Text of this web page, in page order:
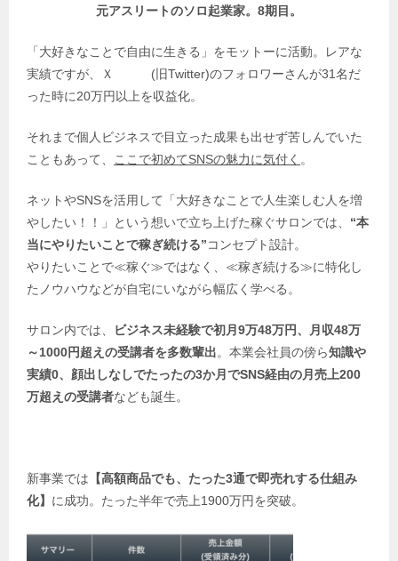
元アスリートのソロ起業家。8期目。
「大好きなことで自由に生きる」をモットーに活動。レアな
実績ですが、Ｘ (旧Twitter)のフォロワーさんが31名だ
った時に20万円以上を収益化。
それまで個人ビジネスで目立った成果も出せず苦しんでいた
こともあって、 ここで初めてSNSの魅力に気付く 。
ネットやSNSを活用して「大好きなことで人生楽しむ人を増
やしたい！！」という想いで立ち上げた稼ぐサロンでは、 “本
当にやりたいことで稼ぎ続ける”コンセプト設計。
やりたいことで≪稼ぐ≫ではなく、≪稼ぎ続ける≫に特化し
たノウハウなどが自宅にいながら幅広く学べる。
サロン内では、 ビジネス未経験で初月9万48万円、月収48万
～1000円超えの受講者を多数輩出。本業会社員の傍ら知識や
実績0、顔出しなしでたったの3か月でSNS経由の月売上200
万超えの受講者なども誕生。
新事業では 【高額商品でも、たった3通で即売れする仕組み
化】 に成功。たった半年で売上1900万円を突破。